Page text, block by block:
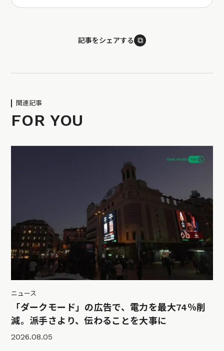
記事をシェアする ⧉
関連記事
FOR YOU
ニュース
「ダークモード」の広告で、電力を最大74％削
減。派手さより、伝わることを大事に
2026.08.05